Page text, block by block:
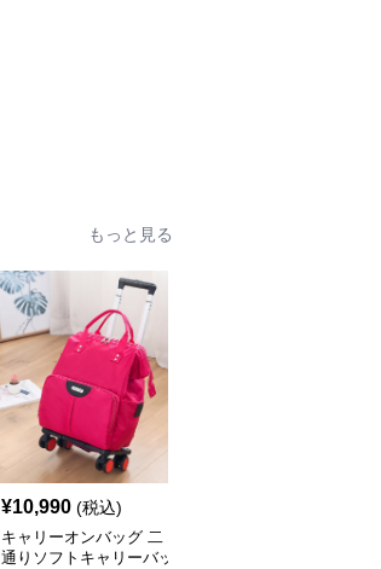
もっと見る
¥10,990 (税込)
キャリーオンバッグ 二
通りソフトキャリーバッ